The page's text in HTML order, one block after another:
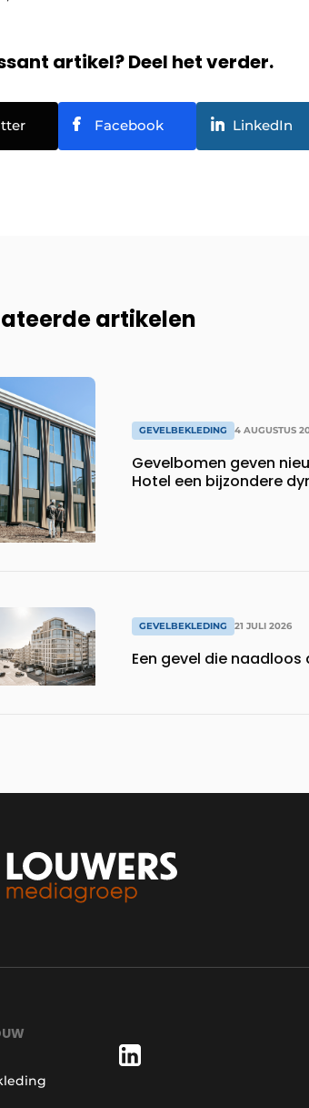
artikel? Deel het verder.
Facebook LinkedIn
artikelen
GEVELBEKLEDING 4 AUGUSTUS
Gevelbomen geven
Hotel een bijzondere
GEVELBEKLEDING 21 JULI 2026
Een gevel die naadloos